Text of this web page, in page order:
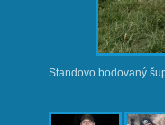
Standovo bodovaný